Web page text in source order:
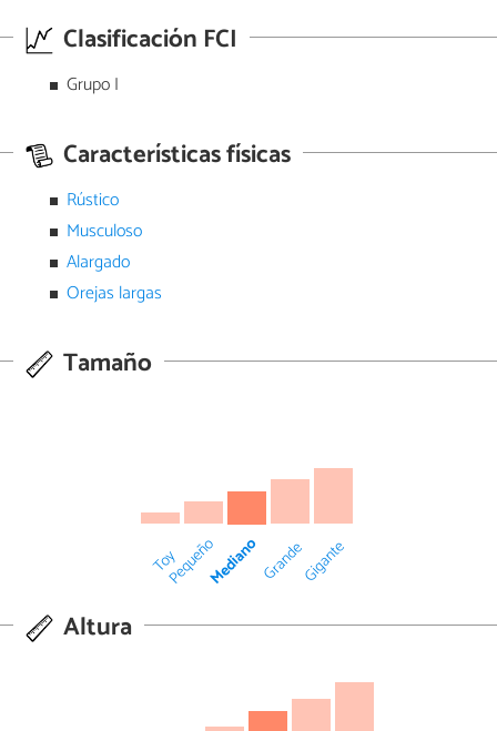
Clasificación FCI
Grupo I
Características físicas
Rústico
Musculoso
Alargado
Orejas largas
Tamaño
Toy
PequeñoMedianoGrandeGigante
Altura